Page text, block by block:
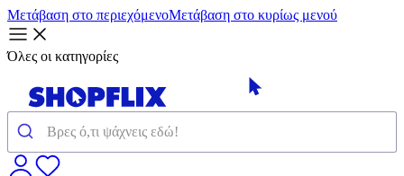
Μετάβαση στο περιεχόμενοΜετάβαση στο κυρίως μενού
Όλες οι κατηγορίες